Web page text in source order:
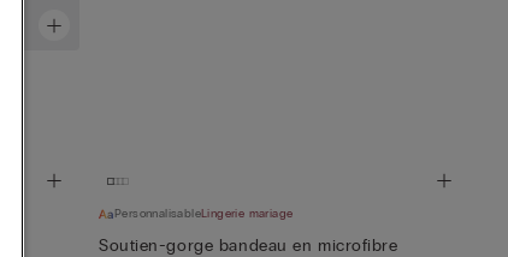
PersonnalisableLingerie mariage
Soutien-gorge bandeau en microfibre